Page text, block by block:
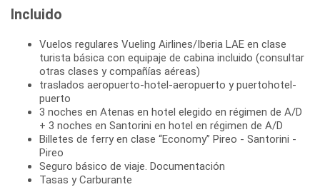
Incluido
Vuelos regulares Vueling Airlines/Iberia LAE en clase
turista básica con equipaje de cabina incluido (consultar
otras clases y compañías aéreas)
traslados aeropuerto-hotel-aeropuerto y puertohotel-
puerto
3 noches en Atenas en hotel elegido en régimen de A/D
+ 3 noches en Santorini en hotel en régimen de A/D
Billetes de ferry en clase “Economy” Pireo - Santorini -
Pireo
Seguro básico de viaje. Documentación
Tasas y Carburante